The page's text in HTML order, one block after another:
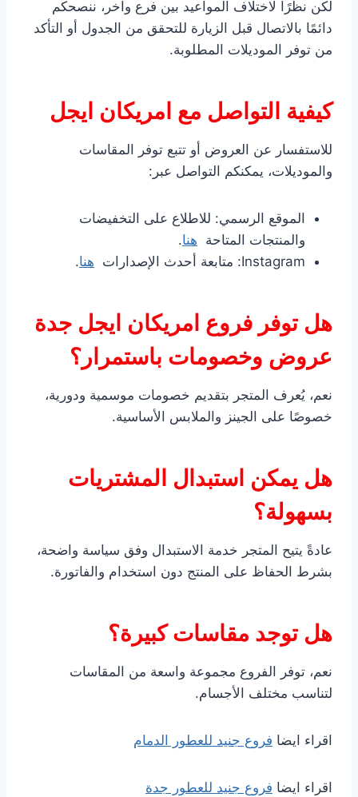
لكن نظرًا لاختلاف المواعيد بين فرع وآخر، ننصحكم
دائمًا بالاتصال قبل الزيارة للتحقق من الجدول أو التأكد
من توفر الموديلات المطلوبة.
كيفية التواصل مع امريكان ايجل
للاستفسار عن العروض أو تتبع توفر المقاسات
والموديلات، يمكنكم التواصل عبر:
الموقع الرسمي: للاطلاع على التخفيضات
والمنتجات المتاحة هنا.
Instagram: متابعة أحدث الإصدارات
هنا.
هل توفر فروع امريكان ايجل جدة
عروض وخصومات باستمرار؟
نعم، يُعرف المتجر بتقديم خصومات موسمية ودورية،
خصوصًا على الجينز والملابس الأساسية.
هل يمكن استبدال المشتريات
بسهولة؟
عادةً يتيح المتجر خدمة الاستبدال وفق سياسة واضحة،
بشرط الحفاظ على المنتج دون استخدام والفاتورة.
هل توجد مقاسات كبيرة؟
نعم، توفر الفروع مجموعة واسعة من المقاسات
لتناسب مختلف الأجسام.
اقراء ايضا فروع جنيد للعطور الدمام
اقراء ايضا فروع جنيد للعطور جدة